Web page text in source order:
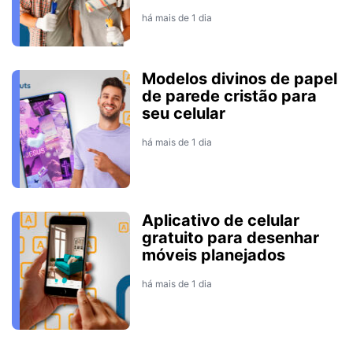
há mais de 1 dia
Modelos divinos de papel
de parede cristão para
seu celular
há mais de 1 dia
Aplicativo de celular
gratuito para desenhar
móveis planejados
há mais de 1 dia